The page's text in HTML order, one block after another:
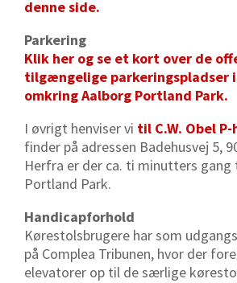
denne side.
Parkering
Klik her og se et kort over de
tilgængelige parkeringspladser
omkring Aalborg Portland Park.
I øvrigt henviser vi til C.W. Obel P-
finder på adressen Badehusvej 5,
Herfra er der ca. ti minutters gang
Portland Park.
Handicapforhold
Kørestolsbrugere har som
på Complea Tribunen, hvor der
elevatorer op til de særlige